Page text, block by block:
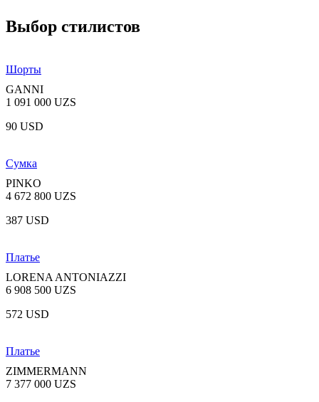
Выбор стилистов
Шорты
GANNI
1 091 000 UZS
90 USD
Сумка
PINKO
4 672 800 UZS
387 USD
Платье
LORENA ANTONIAZZI
6 908 500 UZS
572 USD
Платье
ZIMMERMANN
7 377 000 UZS